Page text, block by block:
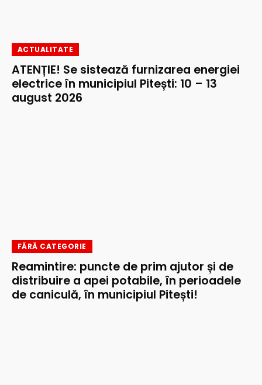
ACTUALITATE
ATENȚIE! Se sistează furnizarea energiei
electrice în municipiul Pitești: 10 – 13
august 2026
FĂRĂ CATEGORIE
Reamintire: puncte de prim ajutor și de
distribuire a apei potabile, în perioadele
de caniculă, în municipiul Pitești!